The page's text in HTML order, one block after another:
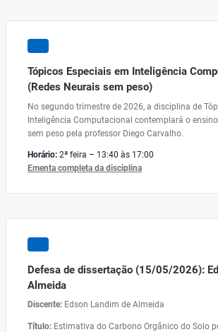
Tópicos Especiais em Inteligência
(Redes Neurais sem peso)
No segundo trimestre de 2026, a disciplina de
Inteligência Computacional contemplará o ensino
sem peso pela professor Diego Carvalho.
Horário: 2ª feira – 13:40 às 17:00
Ementa completa da disciplina
Defesa de dissertação (15/05/2026):
Almeida
Discente: Edson Landim de Almeida
Título: Estimativa do Carbono Orgânico do Solo